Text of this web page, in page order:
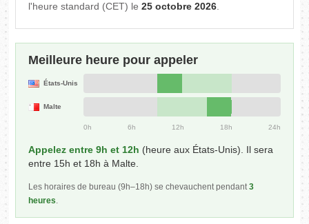
l'heure standard (CET) le25 octobre 2026.
Meilleure heure pour appeler
États-Unis
Malte
0h 6h 12h 18h 24h
Appelez entre 9h et 12h (heure aux États-Unis). Il sera
entre 15h et 18h à Malte.
Les horaires de bureau (9h–18h) se chevauchent pendant3
heures.